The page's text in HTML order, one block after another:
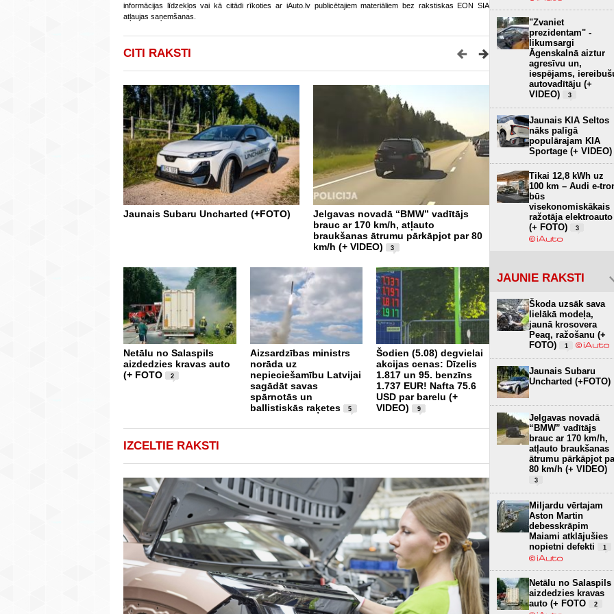
informācijas līdzekļos vai kā citādi rīkoties ar iAuto.lv publicētajiem materiāliem bez rakstiskas EON SIA
atļaujas saņemšanas.
CITI RAKSTI
Jaunais Subaru Uncharted (+FOTO)
Jelgavas novadā “BMW” vadītājs
brauc ar 170 km/h, atļauto
braukšanas ātrumu pārkāpjot par 80
km/h (+ VIDEO)
3
Netālu no Salaspils
aizdedzies kravas auto
(+ FOTO
2
Aizsardzības ministrs
norāda uz
nepieciešamību Latvijai
sagādāt savas
spārnotās un
ballistiskās raķetes
5
Šodien (5.08) degvielai
akcijas cenas: Dīzelis
1.817 un 95. benzīns
1.737 EUR! Nafta 75.6
USD par barelu (+
VIDEO)
9
Rīgas remontu jaunā
kļūdu skaits uz vienu
7
Šogad Valsts policijā
disciplinārpārkāpumi
alkohola reibumā
1
IZCELTIE RAKSTI
"Zvaniet
prezidentam" -
likumsargi
Āgenskalnā aiztur
agresīvu un,
iespējams,
autovadītāju (+
VIDEO)
3
Jaunais KIA Seltos
nāks palīgā
populārajam KIA
Sportage (+ VIDEO)
Tikai 12,8 kWh uz
100 km – Audi e-
būs
visekonomiskākais
ražotāja elektroauto
(+ FOTO)
3
JAUNIE RAKSTI
Škoda uzsāk sava
lielākā modeļa,
jaunā krosovera
Peaq, ražošanu (+
FOTO)
1
Jaunais Subaru
Uncharted (+FOTO)
Jelgavas novadā
“BMW” vadītājs
brauc ar 170 km/h,
atļauto braukšanas
ātrumu pārkāpjot
80 km/h (+ VIDEO)
3
Miljardu vērtajam
Aston Martin
debesskrāpim
Maiami atklājušies
nopietni defekti
1
Netālu no Salaspils
aizdedzies kravas
auto (+ FOTO
2